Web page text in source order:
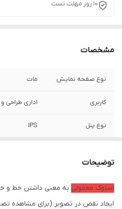
10 روز مهلت تست
مشخصات
نوع صفحه نمایش مات
کاربری اداری طراحی
نوع پنل IPS
پورت ها
توضیحات
استوک معمولی به معنی داشتن خط و
ایجاد نقص در تصویر (برای مشاهده